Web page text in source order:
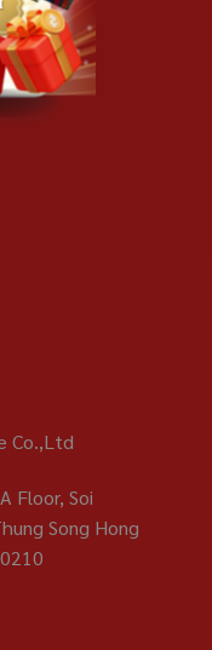
Co.,Ltd
Floor, Soi
Song Hong